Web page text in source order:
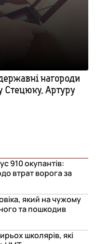
нагороди
Стецюку, Артуру
910 окупантів:
втрат ворога за
який на чужому
та пошкодив
школярів, які